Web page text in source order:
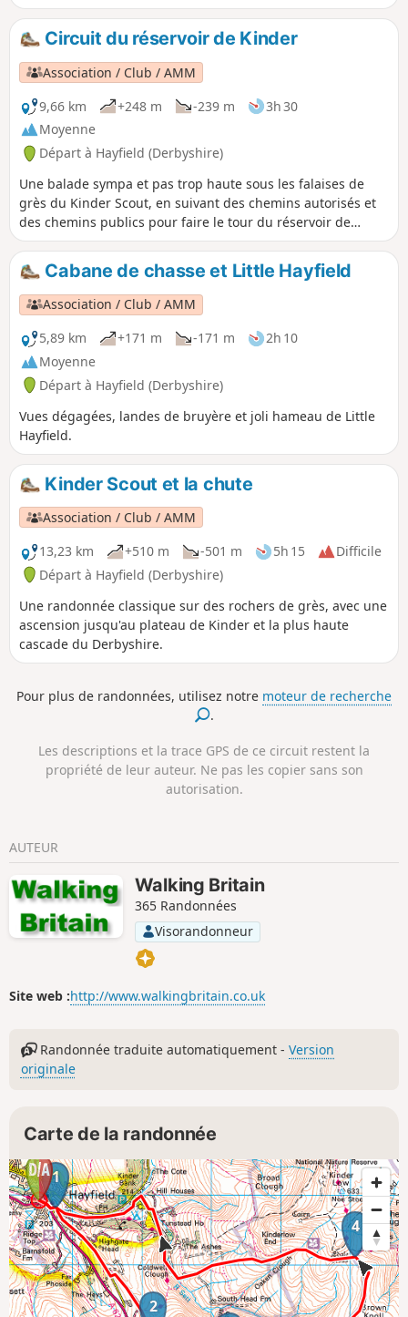
Circuit du réservoir de Kinder
Association / Club / AMM
9,66 km
+248 m -239 m
3h 30
Moyenne
Départ à Hayfield (Derbyshire)
Une balade sympa et pas trop haute sous les falaises de
grès du Kinder Scout, en suivant des chemins autorisés et
des chemins publics pour faire le tour du réservoir de
Kinder.
Cabane de chasse et Little Hayfield
Association / Club / AMM
5,89 km
+171 m -171 m
2h 10
Moyenne
Départ à Hayfield (Derbyshire)
Vues dégagées, landes de bruyère et joli hameau de Little
Hayfield.
Kinder Scout et la chute
Association / Club / AMM
13,23 km
+510 m -501 m 5h 15
Difficile
Départ à Hayfield (Derbyshire)
Une randonnée classique sur des rochers de grès, avec une
ascension jusqu'au plateau de Kinder et la plus haute
cascade du Derbyshire.
Pour plus de randonnées, utilisez notre moteur de recherche
.
Les descriptions et la trace GPS de ce circuit restent la
propriété de leur auteur. Ne pas les copier sans son
autorisation.
AUTEUR
Walking Britain
365 Randonnées
Visorandonneur
Site web :http://www.walkingbritain.co.uk
Randonnée traduite automatiquement -Version
originale
Carte de la randonnée
1
2
4